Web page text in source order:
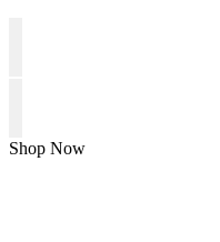
Shop Now